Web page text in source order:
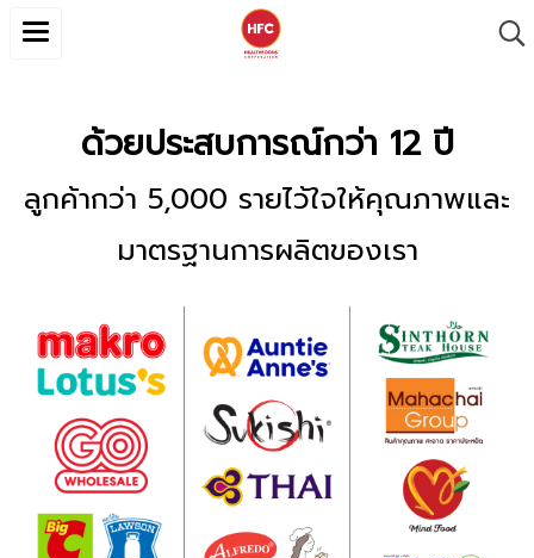
ด้วยประสบการณ์กว่า 12 ปี
ลูกค้ากว่า 5,000 รายไว้ใจให้คุณภาพและ
มาตรฐานการผลิตของเรา